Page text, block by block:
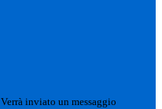
Verrà inviato un messaggio